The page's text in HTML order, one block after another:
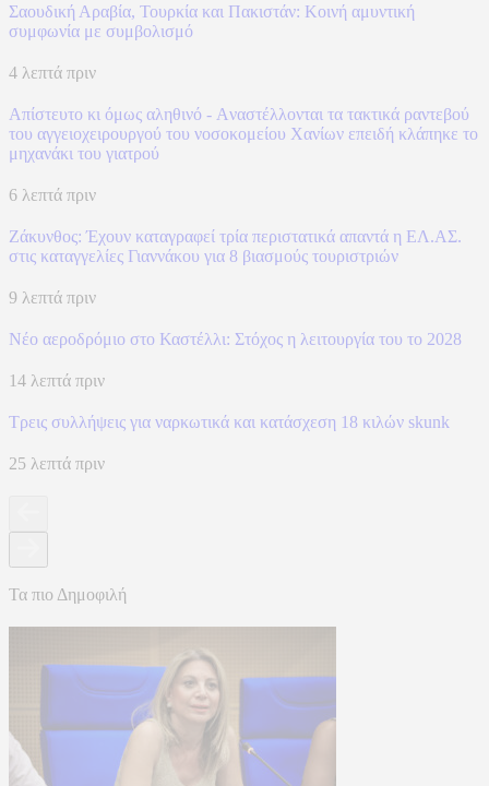
Σαουδική Αραβία, Τουρκία και Πακιστάν: Kοινή αμυντική
συμφωνία με συμβολισμό
4 λεπτά πριν
Απίστευτο κι όμως αληθινό - Aναστέλλονται τα τακτικά ραντεβού
του αγγειοχειρουργού του νοσοκομείου Χανίων επειδή κλάπηκε το
μηχανάκι του γιατρού
6 λεπτά πριν
Ζάκυνθος: Έχουν καταγραφεί τρία περιστατικά απαντά η ΕΛ.ΑΣ.
στις καταγγελίες Γιαννάκου για 8 βιασμούς τουριστριών
9 λεπτά πριν
Νέο αεροδρόμιο στο Καστέλλι: Στόχος η λειτουργία του το 2028
14 λεπτά πριν
Τρεις συλλήψεις για ναρκωτικά και κατάσχεση 18 κιλών skunk
25 λεπτά πριν
Τα πιο Δημοφιλή